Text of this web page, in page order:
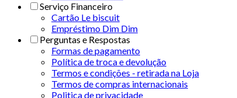
Serviço Financeiro
Cartão Le biscuit
Empréstimo Dim Dim
Perguntas e Respostas
Formas de pagamento
Política de troca e devolução
Termos e condições - retirada na Loja
Termos de compras internacionais
Politica de privacidade